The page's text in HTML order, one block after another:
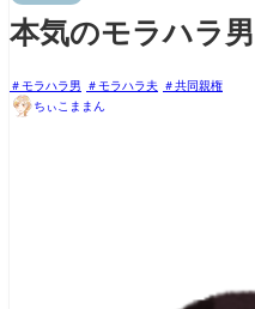
本気のモラハラ
モラハラ男 モラハラ夫
共同親権
ちぃこままん